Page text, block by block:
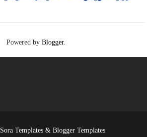
Powered by Blogger.
Sora Templates& Blogger Templates